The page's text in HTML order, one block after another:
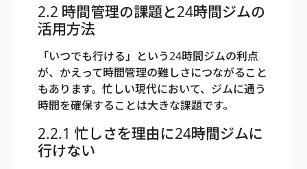
2.2 時間管理の課題と24時間ジムの
活用方法
「いつでも行ける」という24時間ジムの利点
が、かえって時間管理の難しさにつながること
もあります。忙しい現代において、ジムに通う
時間を確保することは大きな課題です。
2.2.1 忙しさを理由に24時間ジムに
行けない